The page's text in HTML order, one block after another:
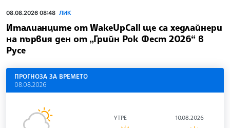
08.08.2026 08:48 ЛИК
Италианците от WakeUpCall ще са хедлайнери
на първия ден от „Грийн Рок Фест 2026“ в
Русе
ПРОГНОЗА ЗА ВРЕМЕТО
08.08.2026
УТРЕ 10.08.2026